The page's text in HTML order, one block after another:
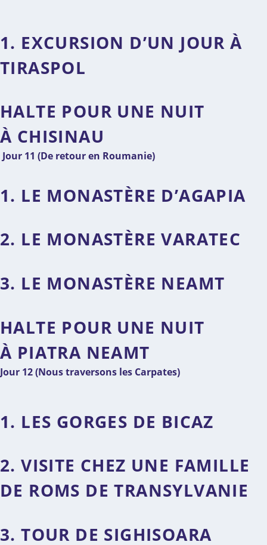
1. EXCURSION D’UN JOUR À
TIRASPOL
HALTE POUR UNE NUIT
À CHISINAU
Jour 11 (De retour en Roumanie)
1. LE MONASTÈRE D’AGAPIA
2. LE MONASTÈRE VARATEC
3. LE MONASTÈRE NEAMT
HALTE POUR UNE NUIT
À PIATRA NEAMT
Jour 12 (Nous traversons les Carpates)
1. LES GORGES DE BICAZ
2. VISITE CHEZ UNE FAMILLE
DE ROMS DE TRANSYLVANIE
3. TOUR DE SIGHISOARA